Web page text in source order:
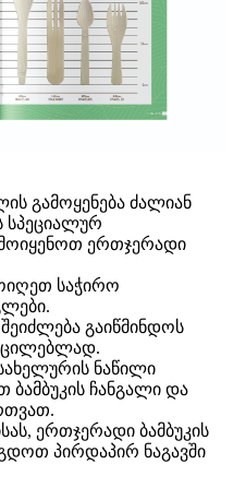
გამოყენება ძალიან
სპეციალურ
ერთჯერადი
საჭირო
გაიწმინდოს
ნაწილი
ბამბუკის ჩანგალი და
ერთჯერადი ბამბუკის
პირდაპირ ნაგავში